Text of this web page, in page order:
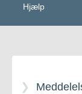
Hjælp